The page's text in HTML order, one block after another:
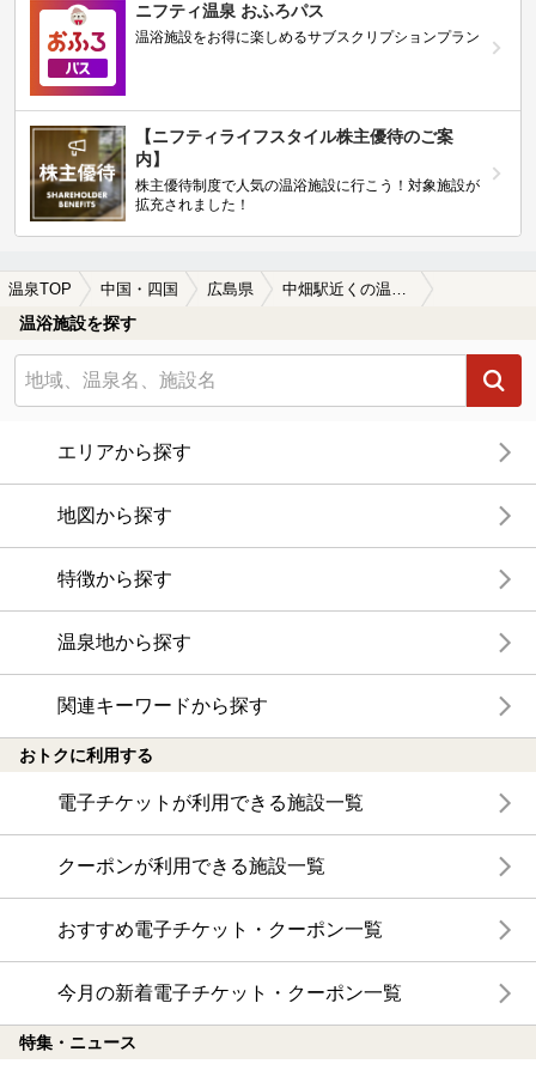
ニフティ温泉 おふろパス
温浴施設をお得に楽しめるサブスクリプションプラン
【ニフティライフスタイル株主優待のご案
内】
株主優待制度で人気の温浴施設に行こう！対象施設が
拡充されました！
温泉TOP 中国・四国 広島県 中畑駅近くの温泉、日帰り温泉、スーパー銭湯おすすめ
温浴施設を探す
エリアから探す
地図から探す
特徴から探す
温泉地から探す
関連キーワードから探す
おトクに利用する
電子チケットが利用できる施設一覧
クーポンが利用できる施設一覧
おすすめ電子チケット・クーポン一覧
今月の新着電子チケット・クーポン一覧
特集・ニュース